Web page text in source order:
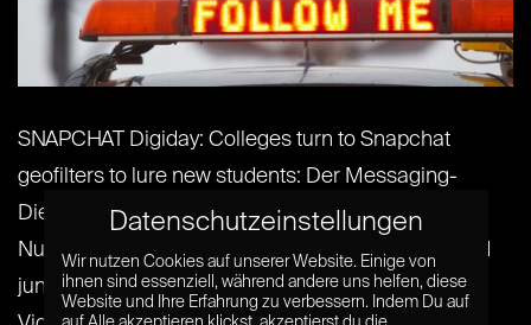
SNAPCHAT Digiday: Colleges turn to Snapchat
geofilters to lure new students: Der Messaging-
Dienst hat seit seiner Einführung einen großen
Nutzeranstieg erfahren. Vor allem Jugendliche und
junge Erwachsene nutzen die App, um Fotos und
Datenschutzeinstellungen
Wir nutzen Cookies auf unserer Website. Einige von
ihnen sind essenziell, während andere uns helfen, diese
Website und Ihre Erfahrung zu verbessern. Indem Du auf